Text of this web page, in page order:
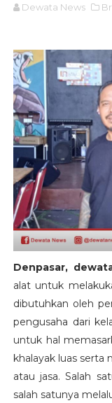
Dewata News
Denpasar,
alat untuk
dibutuhkan oleh
pengusaha dari
untuk hal
khalayak luas
atau jasa. Salah
salah satunya